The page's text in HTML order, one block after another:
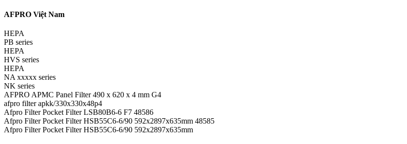
AFPRO Việt Nam
HEPA
PB series
HEPA
HVS series
HEPA
NA xxxxx series
NK series
AFPRO APMC Panel Filter 490 x 620 x 4 mm G4
afpro filter apkk/330x330x48p4
Afpro Filter Pocket Filter LSB80B6-6 F7 48586
Afpro Filter Pocket Filter HSB55C6-6/90 592x2897x635mm 48585
Afpro Filter Pocket Filter HSB55C6-6/90 592x2897x635mm